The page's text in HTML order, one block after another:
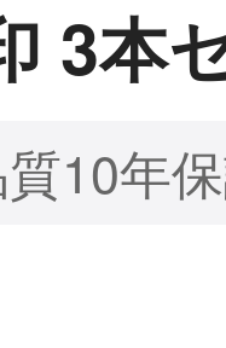
3本
10年